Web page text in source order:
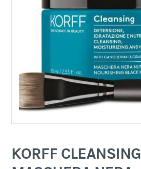
KORFF CLEANSING